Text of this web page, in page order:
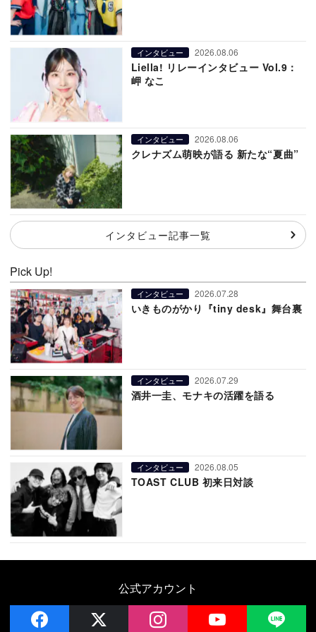
インタビュー 2026.08.06
Liella! リレーインタビュー Vol.9：
岬 なこ
インタビュー 2026.08.06
クレナズム萌映が語る 新たな“夏曲”
インタビュー記事一覧
Pick Up!
インタビュー 2026.07.28
いきものがかり『tiny desk』舞台裏
インタビュー 2026.07.29
酒井一圭、モナキの活躍を語る
インタビュー 2026.08.05
TOAST CLUB 初来日対談
公式アカウント
facebook instagram YouTube